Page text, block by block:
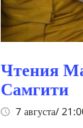
Чтения
Самгити
7 августа/